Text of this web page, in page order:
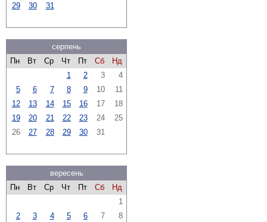
29
30 31
серпень
Пн
Вт Ср Чт Пт Сб
Нд
1
2 3
4
5
6 7 8 9 10
11
12
13 14 15 16 17
18
19
20 21 22 23 24
25
26
27 28 29 30 31
вересень
Пн
Вт Ср Чт Пт Сб
Нд
1
2
3 4 5 6 7 8